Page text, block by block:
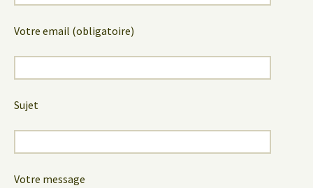
Votre email (obligatoire)
Sujet
Votre message